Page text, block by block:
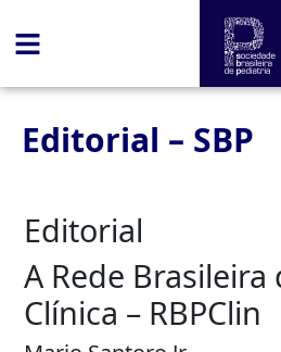
Editorial – SBP
Editorial
A Rede Brasileira
Clínica – RBPClin